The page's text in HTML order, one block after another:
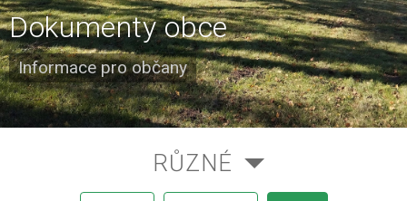
Dokumenty obce
Informace pro občany
RŮZNÉ